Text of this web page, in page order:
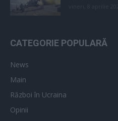
CATEGORIE POPULARĂ
News
Main
Război în Ucraina
Opinii